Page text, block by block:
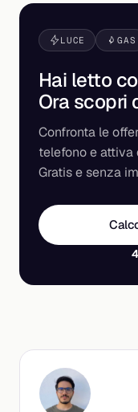
LUCE GAS
Hai letto
Ora scopri
Confronta le
telefono e
Gratis e senza